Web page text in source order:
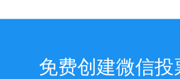
免费创建微信投